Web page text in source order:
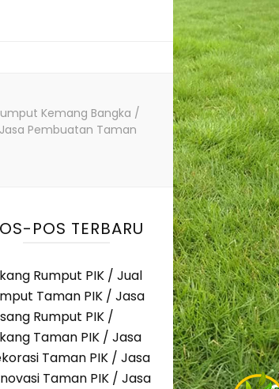
Kemang Bangka /
Pembuatan Taman
POS TERBARU
Rumput PIK / Jual
Taman PIK / Jasa
Rumput PIK /
Taman PIK / Jasa
Taman PIK / Jasa
Taman PIK / Jasa